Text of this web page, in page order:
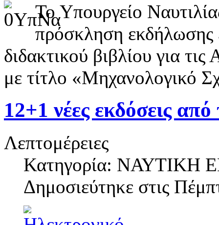
Το Υπουργείο
πρόσκληση εκδήλωσης
διδακτικού βιβλίου για
με τίτλο «Μηχανολογικό
12+1 νέες εκδόσεις
Λεπτομέρειες
Κατηγορία: ΝΑΥΤΙΚΗ
Δημοσιεύτηκε στις